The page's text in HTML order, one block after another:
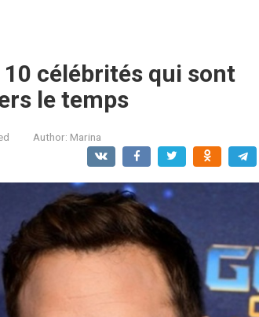
célébrités qui sont
le temps
Author: Marina